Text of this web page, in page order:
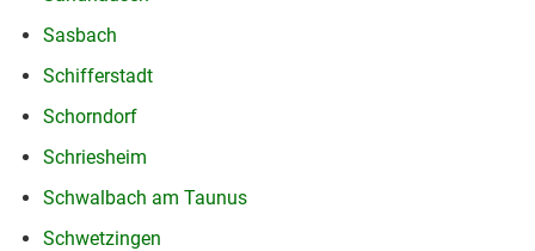
Sasbach
Schifferstadt
Schorndorf
Schriesheim
Schwalbach am Taunus
Schwetzingen